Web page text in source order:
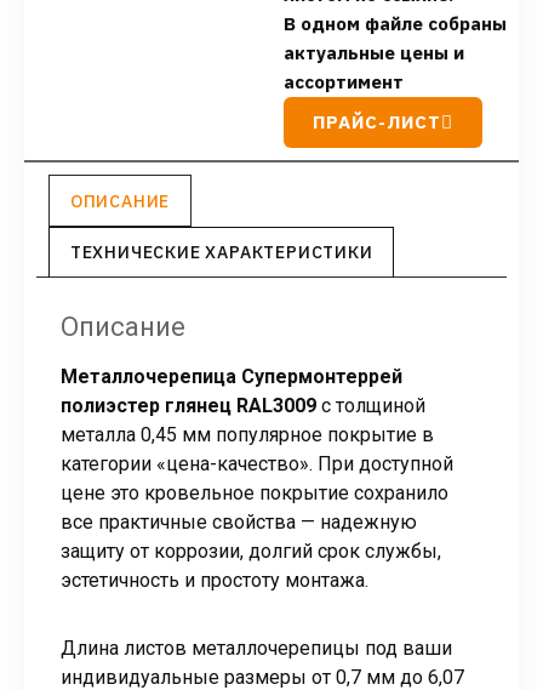
В одном файле собраны
актуальные цены и
ассортимент
ПРАЙС-ЛИСТ
ОПИСАНИЕ
ТЕХНИЧЕСКИЕ ХАРАКТЕРИСТИКИ
Описание
Металлочерепица Супермонтеррей
полиэстер глянец RAL3009 с толщиной
металла 0,45 мм популярное покрытие в
категории «цена-качество». При доступной
цене это кровельное покрытие сохранило
все практичные свойства — надежную
защиту от коррозии, долгий срок службы,
эстетичность и простоту монтажа.
Длина листов металлочерепицы под ваши
индивидуальные размеры от 0,7 мм до 6,07